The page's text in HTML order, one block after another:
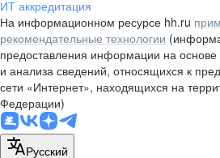
ИТ аккредитация
На информационном ресурсе hh.ru
рекомендательные технологии
предоставления информации на основе
и анализа сведений, относящихся к
сети «Интернет», находящихся на
Федерации)
Русский